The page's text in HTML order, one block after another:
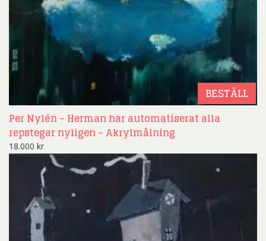
BESTÄLL
Per Nylén – Herman har automatiserat alla
repstegar nyligen – Akrylmålning
18.000 kr